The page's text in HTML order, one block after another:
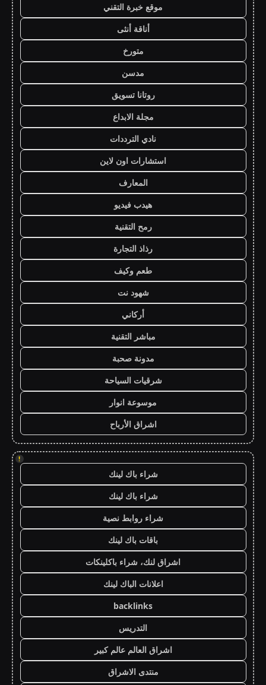
موقع خبرة التقني
أناقة أنثى
متورخ
مدسن
روتانا تسويق
مجلة الابداع
نادي الترددات
استشارات اون لاين
المعارف
هيدب فيديو
رمح التقنية
رذاذ التجارة
طعم وكيف
شهود نت
أركاني
مباشر التقنية
مدونة صحبة
شرقيات السياحة
موسوعة انوار
اشراق الأرباح
!
شراء باك لينك
شراء باك لينك
شراء روابط نصية
باقات باك لينك
اشراق لنك، شراء باكلينكات
اعلانات الباك لينك
backlinks
التدريس
اشراق العالم عالم كبير
منتدى الاشراق